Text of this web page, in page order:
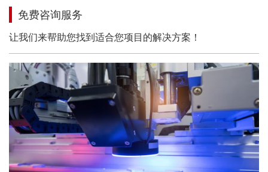
免费咨询服务
让我们来帮助您找到适合您项目的解决方案！